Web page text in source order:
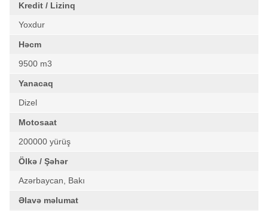
Kredit / Lizinq
Yoxdur
Həcm
9500 m3
Yanacaq
Dizel
Motosaat
200000 yürüş
Ölkə / Şəhər
Azərbaycan, Bakı
Əlavə məlumat